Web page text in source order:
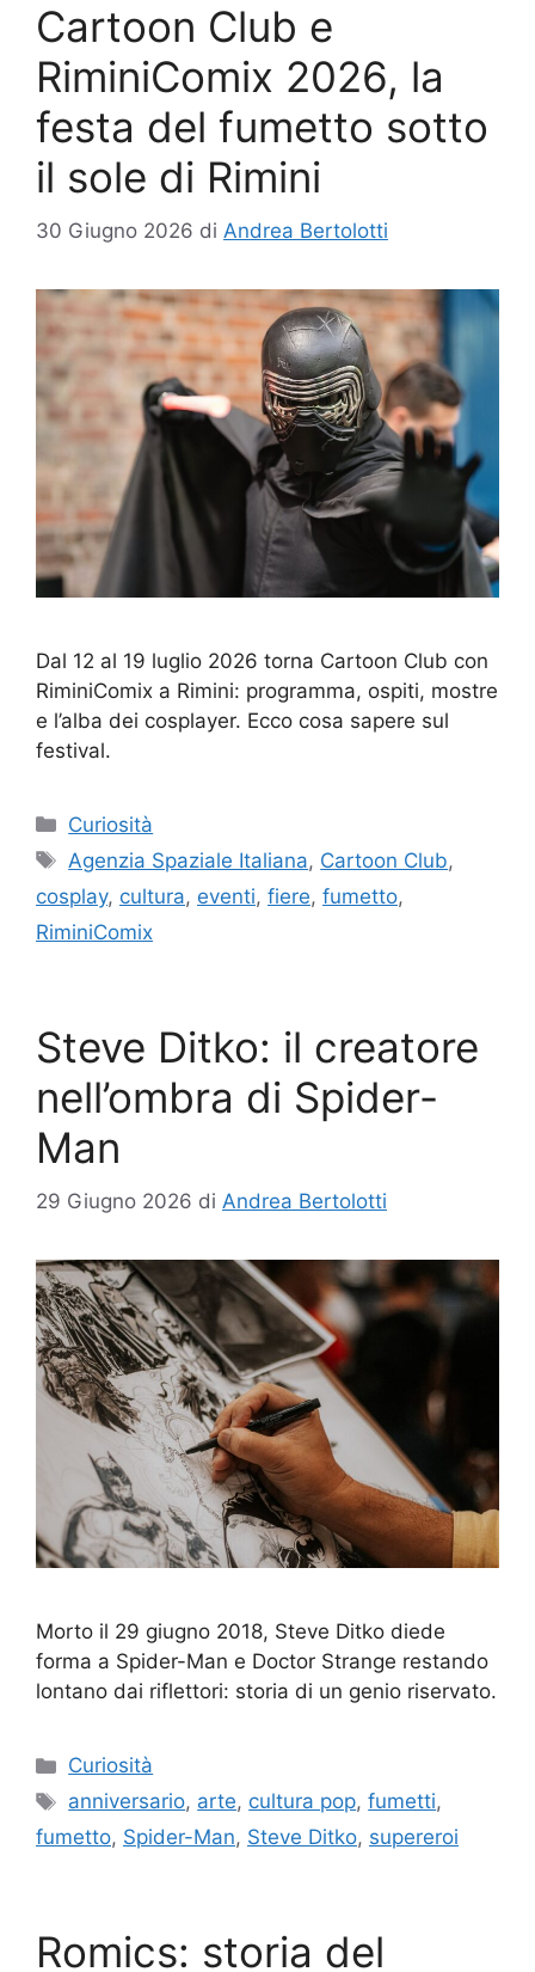
Cartoon Club e
RiminiComix 2026, la
festa del fumetto sotto
il sole di Rimini
30 Giugno 2026 di Andrea Bertolotti
Dal 12 al 19 luglio 2026 torna Cartoon Club con
RiminiComix a Rimini: programma, ospiti, mostre
e l’alba dei cosplayer. Ecco cosa sapere sul
festival.
Categorie
Curiosità
Tag
Agenzia Spaziale Italiana, Cartoon Club,
cosplay, cultura, eventi, fiere, fumetto,
RiminiComix
Steve Ditko: il creatore
nell’ombra di Spider-
Man
29 Giugno 2026 di Andrea Bertolotti
Morto il 29 giugno 2018, Steve Ditko diede
forma a Spider-Man e Doctor Strange restando
lontano dai riflettori: storia di un genio riservato.
Categorie
Curiosità
Tag
anniversario, arte, cultura pop,fumetti,
fumetto, Spider-Man, Steve Ditko, supereroi
Romics: storia del